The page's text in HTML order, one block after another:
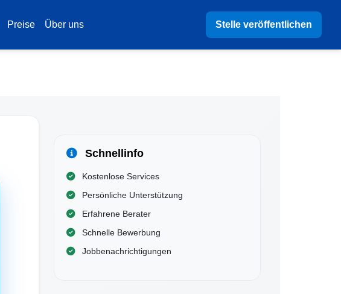
Preise Über uns Stelle veröffentlichen
Schnellinfo
Kostenlose Services
Persönliche Unterstützung
Erfahrene Berater
Schnelle Bewerbung
Jobbenachrichtigungen